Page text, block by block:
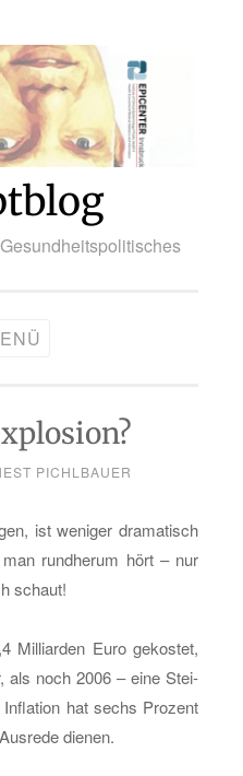
PICHLBAUER
ist we­ni­ger dra­ma­tisch
rund­her­um hört – nur
schaut!
Mil­li­ar­den Euro ge­kos­tet,
als noch 2006 – eine Stei­
hat sechs Pro­zent
die­nen.